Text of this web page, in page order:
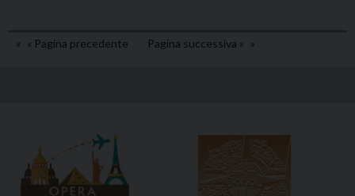
« Pagina precedente Pagina successiva »